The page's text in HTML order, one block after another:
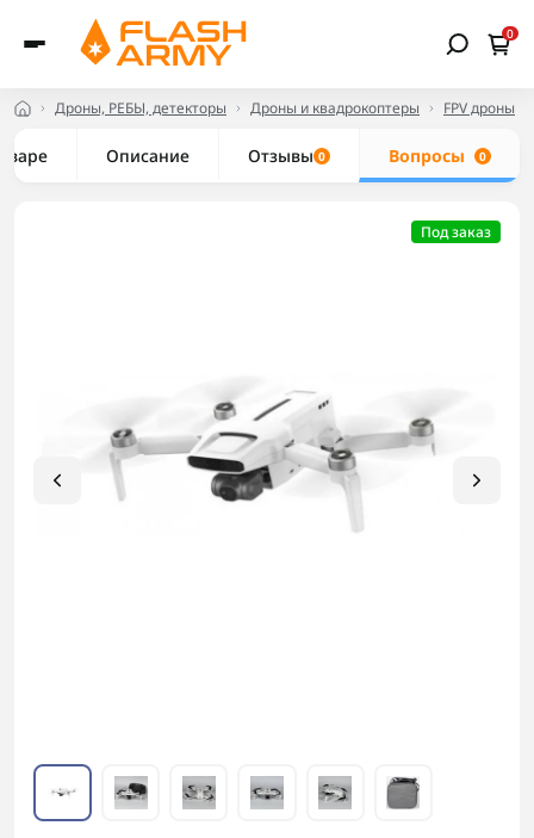
0
Дроны, РЕБЫ, детекторы Дроны и квадрокоптеры FPV дроны
Описание Отзывы 0 Вопросы 0
Под заказ